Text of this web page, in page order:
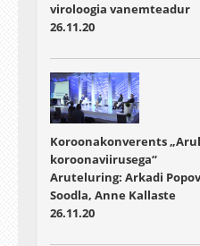
viroloogia vanemteadur
26.11.20
Koroonakonverents
koroonaviirusega“
Aruteluring: Arkadi
Soodla, Anne Kallaste
26.11.20